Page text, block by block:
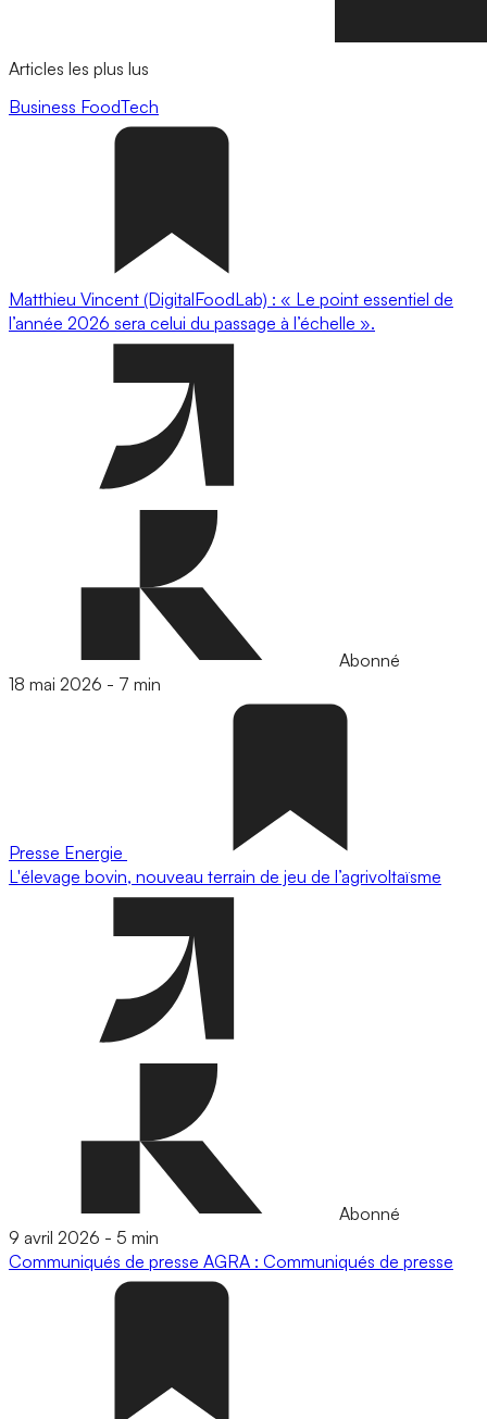
Articles les plus lus
Business FoodTech
Matthieu Vincent (DigitalFoodLab) : « Le point essentiel de
l’année 2026 sera celui du passage à l’échelle ».
Abonné
18 mai 2026 - 7 min
Presse Energie
L'élevage bovin, nouveau terrain de jeu de l’agrivoltaïsme
Abonné
9 avril 2026 - 5 min
Communiqués de presse AGRA : Communiqués de presse